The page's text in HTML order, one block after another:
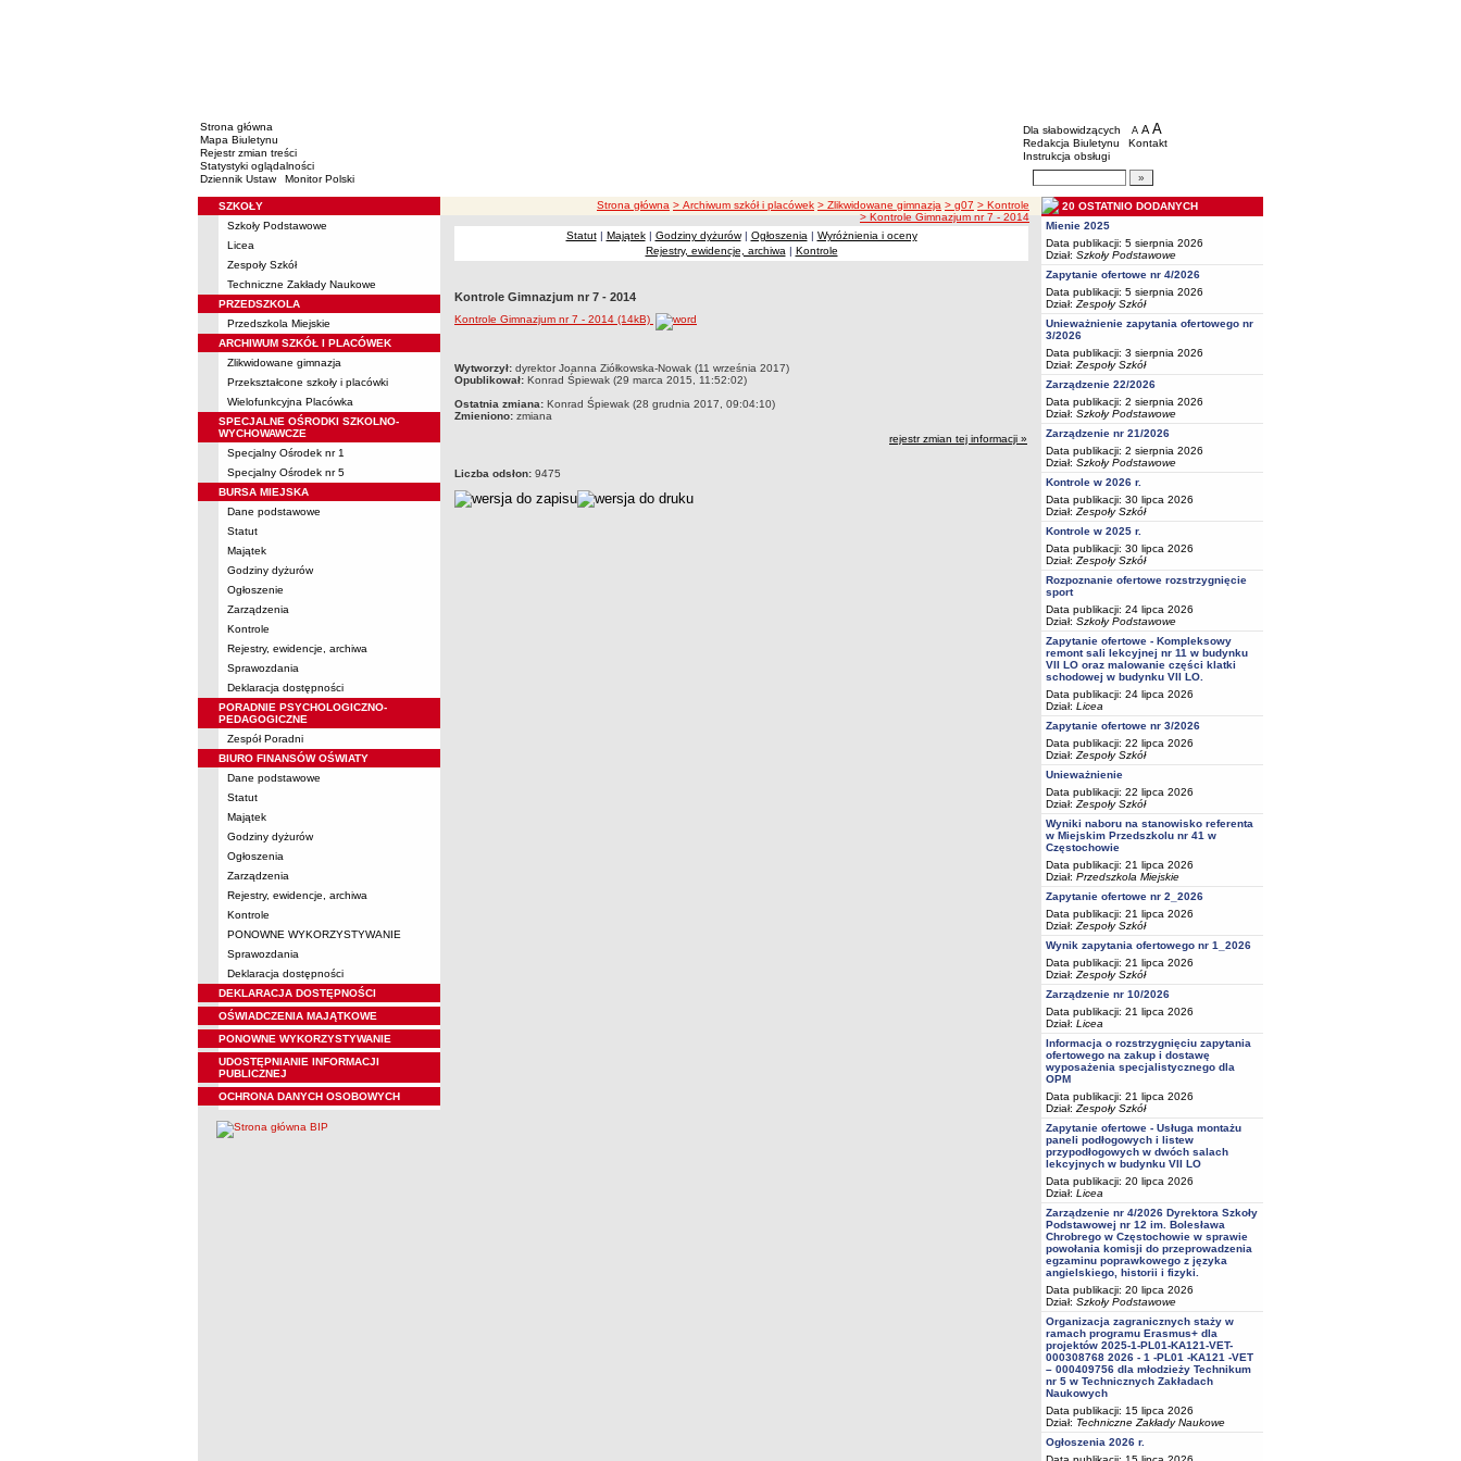
Strona główna
Mapa Biuletynu
Rejestr zmian treści
Statystyki oglądalności
Dziennik Ustaw
Monitor Polski
BIP - Oświata Częstochowa
Menu dodatkowe
Dla słabowidzących A pomniejsz czcionkę
A standardowy rozmiar czcionki
A
Redakcja Biuletynu
Kontakt
Instrukcja obsługi
Wyszukiwarka artykułów
Menu
SZKOŁY
Szkoły Podstawowe
Licea
Zespoły Szkół
Techniczne Zakłady Naukowe
PRZEDSZKOLA
Przedszkola Miejskie
ARCHIWUM SZKÓŁ I PLACÓWEK
Zlikwidowane gimnazja
Przekształcone szkoły i placówki
Wielofunkcyjna Placówka
SPECJALNE OŚRODKI SZKOLNO-
WYCHOWAWCZE
Specjalny Ośrodek nr 1
Specjalny Ośrodek nr 5
BURSA MIEJSKA
Dane podstawowe
Statut
Majątek
Godziny dyżurów
Ogłoszenie
Zarządzenia
Kontrole
Rejestry, ewidencje, archiwa
Sprawozdania
Deklaracja dostępności
PORADNIE PSYCHOLOGICZNO-
PEDAGOGICZNE
Zespół Poradni
BIURO FINANSÓW OŚWIATY
Dane podstawowe
Statut
Majątek
Godziny dyżurów
Ogłoszenia
Zarządzenia
Rejestry, ewidencje, archiwa
Kontrole
PONOWNE WYKORZYSTYWANIE
Sprawozdania
Deklaracja dostępności
DEKLARACJA DOSTĘPNOŚCI
OŚWIADCZENIA MAJĄTKOWE
PONOWNE WYKORZYSTYWANIE
UDOSTĘPNIANIE INFORMACJI
PUBLICZNEJ
OCHRONA DANYCH OSOBOWYCH
ścieżka nawigacji
Strona główna > Archiwum szkół i placówek > Zlikwidowane gimnazja > g07 > Kontrole
> Kontrole Gimnazjum nr 7 - 2014
Statut| Majątek| Godziny dyżurów| Ogłoszenia | Wyróżnienia i oceny
Rejestry, ewidencje, archiwa | Kontrole
Kontrole Gimnazjum nr 7 - 2014
Kontrole Gimnazjum nr 7 - 2014 (14kB)
metryczka
Wytworzył: dyrektor Joanna Ziółkowska-Nowak (11 września 2017)
Opublikował: Konrad Śpiewak (29 marca 2015, 11:52:02)
Ostatnia zmiana: Konrad Śpiewak (28 grudnia 2017, 09:04:10)
Zmieniono: zmiana
rejestr zmian tej informacji »
Liczba odsłon: 9475
20 OSTATNIO DODANYCH
Mienie 2025
Data publikacji: 5 sierpnia 2026
Dział: Szkoły Podstawowe
Zapytanie ofertowe nr 4/2026
Data publikacji: 5 sierpnia 2026
Dział: Zespoły Szkół
Unieważnienie zapytania ofertowego nr
3/2026
Data publikacji: 3 sierpnia 2026
Dział: Zespoły Szkół
Zarządzenie 22/2026
Data publikacji: 2 sierpnia 2026
Dział: Szkoły Podstawowe
Zarządzenie nr 21/2026
Data publikacji: 2 sierpnia 2026
Dział: Szkoły Podstawowe
Kontrole w 2026 r.
Data publikacji: 30 lipca 2026
Dział: Zespoły Szkół
Kontrole w 2025 r.
Data publikacji: 30 lipca 2026
Dział: Zespoły Szkół
Rozpoznanie ofertowe rozstrzygnięcie
sport
Data publikacji: 24 lipca 2026
Dział: Szkoły Podstawowe
Zapytanie ofertowe - Kompleksowy
remont sali lekcyjnej nr 11 w budynku
VII LO oraz malowanie części klatki
schodowej w budynku VII LO.
Data publikacji: 24 lipca 2026
Dział: Licea
Zapytanie ofertowe nr 3/2026
Data publikacji: 22 lipca 2026
Dział: Zespoły Szkół
Unieważnienie
Data publikacji: 22 lipca 2026
Dział: Zespoły Szkół
Wyniki naboru na stanowisko referenta
w Miejskim Przedszkolu nr 41 w
Częstochowie
Data publikacji: 21 lipca 2026
Dział: Przedszkola Miejskie
Zapytanie ofertowe nr 2_2026
Data publikacji: 21 lipca 2026
Dział: Zespoły Szkół
Wynik zapytania ofertowego nr 1_2026
Data publikacji: 21 lipca 2026
Dział: Zespoły Szkół
Zarządzenie nr 10/2026
Data publikacji: 21 lipca 2026
Dział: Licea
Informacja o rozstrzygnięciu zapytania
ofertowego na zakup i dostawę
wyposażenia specjalistycznego dla
OPM
Data publikacji: 21 lipca 2026
Dział: Zespoły Szkół
Zapytanie ofertowe - Usługa montażu
paneli podłogowych i listew
przypodłogowych w dwóch salach
lekcyjnych w budynku VII LO
Data publikacji: 20 lipca 2026
Dział: Licea
Zarządzenie nr 4/2026 Dyrektora Szkoły
Podstawowej nr 12 im. Bolesława
Chrobrego w Częstochowie w sprawie
powołania komisji do przeprowadzenia
egzaminu poprawkowego z języka
angielskiego, historii i fizyki.
Data publikacji: 20 lipca 2026
Dział: Szkoły Podstawowe
Organizacja zagranicznych staży w
ramach programu Erasmus+ dla
projektów 2025-1-PL01-KA121-VET-
000308768 2026 - 1 -PL01 -KA121 -VET
– 000409756 dla młodzieży Technikum
nr 5 w Technicznych Zakładach
Naukowych
Data publikacji: 15 lipca 2026
Dział: Techniczne Zakłady Naukowe
Ogłoszenia 2026 r.